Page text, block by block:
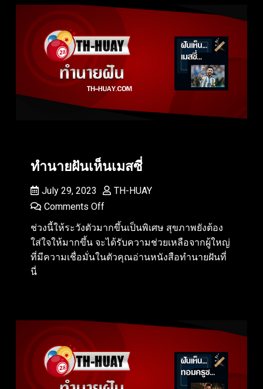
ทำนายฝันเห็นเมสซี่
July 29, 2023
TH-HUAY
Comments Off
ช่วงนี้ให้ระวังตัวมากขึ้นเป็นพิเศษ สุขภาพยังต้อง
ใส่ใจให้มากขึ้น จะได้รับความช่วยเหลือจากผู้ใหญ่
ที่มีความเชื่อมั่นในตัวคุณอ่านหนังสือทำนายฝันที่
นี่